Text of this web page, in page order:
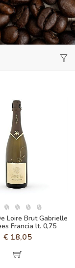
Loire Brut Gabrielle
Francia lt. 0,75
€ 18,05